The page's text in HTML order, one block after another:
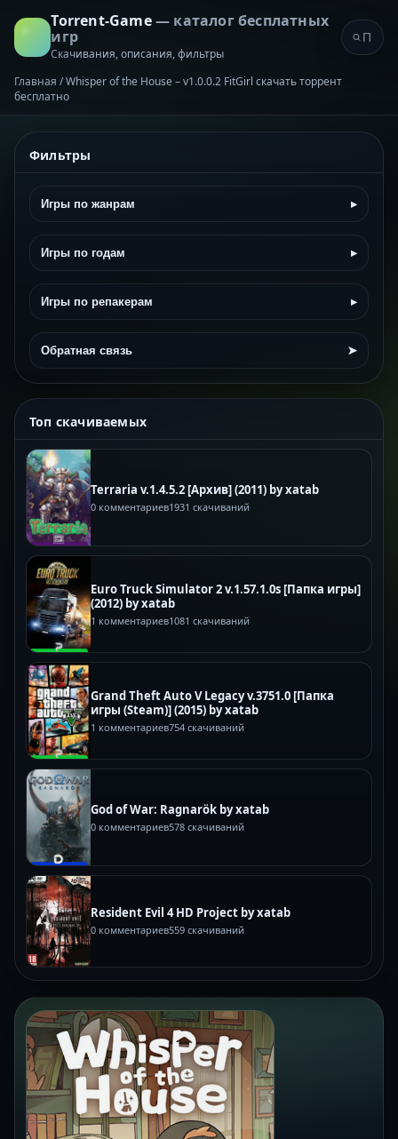
Torrent-Game— каталог бесплатных
игр
Скачивания, описания, фильтры
Главная /Whisper of the House – v1.0.0.2 FitGirl скачать торрент
бесплатно
Фильтры
Игры по жанрам ▸
Игры по годам ▸
Игры по репакерам ▸
Обратная связь ➤
Топ скачиваемых
Terraria v.1.4.5.2 [Архив] (2011) by xatab
0 комментариев1931 скачиваний
Euro Truck Simulator 2 v.1.57.1.0s [Папка игры]
(2012) by xatab
1 комментариев1081 скачиваний
Grand Theft Auto V Legacy v.3751.0 [Папка
игры (Steam)] (2015) by xatab
1 комментариев754 скачиваний
God of War: Ragnarök by xatab
0 комментариев578 скачиваний
Resident Evil 4 HD Project by xatab
0 комментариев559 скачиваний